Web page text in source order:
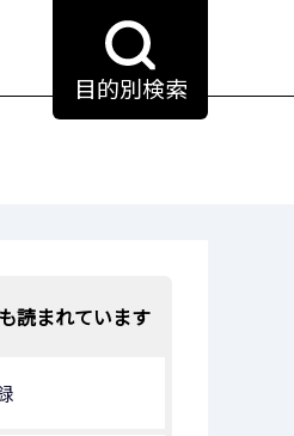
目的別検索
読まれています